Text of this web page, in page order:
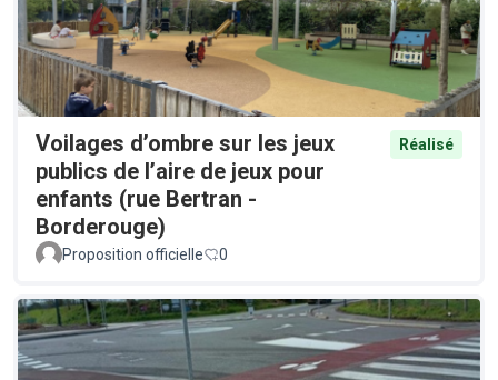
Voilages d’ombre sur les jeux
publics de l’aire de jeux pour
enfants (rue Bertran -
Borderouge)
Réalisé
Proposition officielle 0